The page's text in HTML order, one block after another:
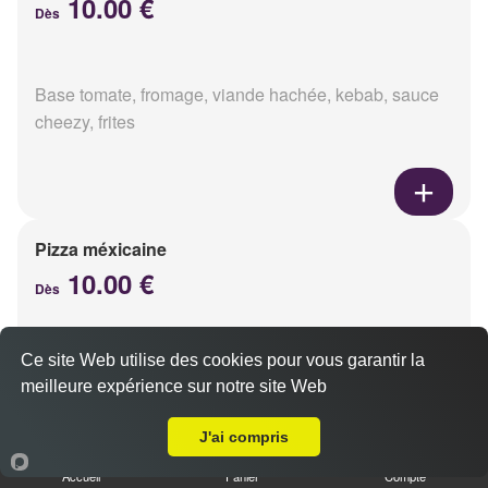
Dès
Base tomate, fromage, viande hachée, kebab, sauce
cheezy, frites
Pizza méxicaine
Dès 10.00 €
Base sauce barbecue, fromage, viande hachée,
chorizo, poivrons
Accueil Panier Compte
Ce site Web utilise des cookies pour vous garantir la
meilleure expérience sur notre site Web
J'ai compris